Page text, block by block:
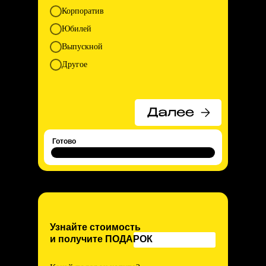
Корпоратив
Юбилей
Выпускной
Другое
Готово
Узнайте стоимость
и получите ПОДАРОК
на связи.
Я РАБОТАЮ
С ПРОФЕССИОНАЛЬНЫМ DJ